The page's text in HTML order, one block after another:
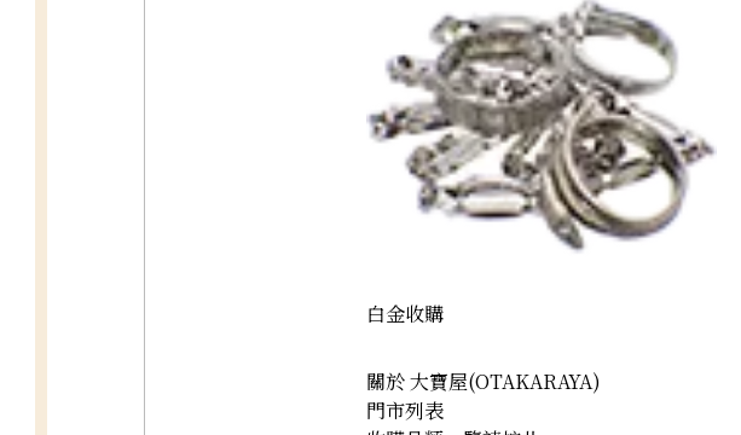
白金收購
關於 大寶屋(OTAKARAYA)
門市列表